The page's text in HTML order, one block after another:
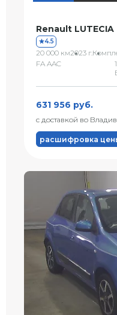
Renault LUTECIA
4.5
20 000 км2023 г.
FA AAC
631 956 руб.
с доставкой во
расшифровка